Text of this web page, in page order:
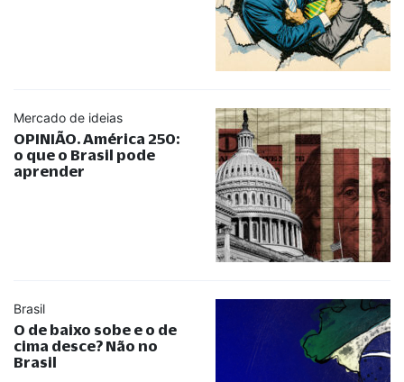
Mercado de ideias
OPINIÃO. América 250:
o que o Brasil pode
aprender
Brasil
O de baixo sobe e o de
cima desce? Não no
Brasil